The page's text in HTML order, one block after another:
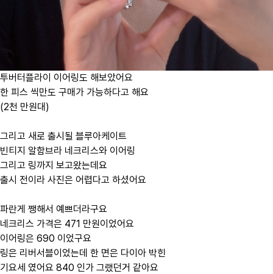
투버터플라이 이어링도 해보았어요
한 피스 씩만도 구매가 가능하다고 해요
(2천 만원대)
그리고 새로 출시될 블루아케이트
빈티지 알함브라 네크리스와 이어링
그리고 링까지 보고왔는데요
출시 전이라 사진은 어렵다고 하셨어요
파란게 쨍해서 예쁘더라구요
네크리스 가격은 471 만원이었어요
이어링은 690 이었구요
링은 리버서블이었는데 한 면은 다이아 박힌
기요세 였어요 840 인가 그랬던거 같아요